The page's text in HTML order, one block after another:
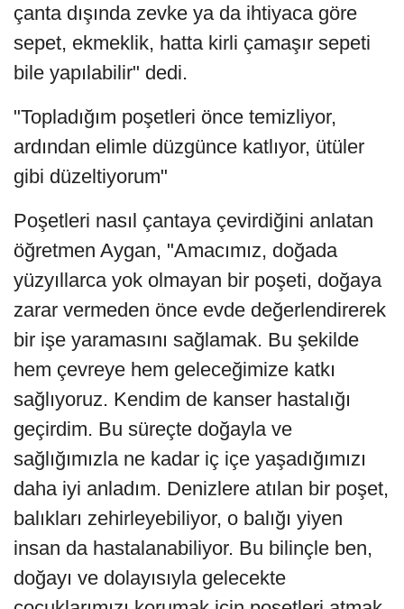
çanta dışında zevke ya da ihtiyaca göre
sepet, ekmeklik, hatta kirli çamaşır sepeti
bile yapılabilir" dedi.
"Topladığım poşetleri önce temizliyor,
ardından elimle düzgünce katlıyor, ütüler
gibi düzeltiyorum"
Poşetleri nasıl çantaya çevirdiğini anlatan
öğretmen Aygan, "Amacımız, doğada
yüzyıllarca yok olmayan bir poşeti, doğaya
zarar vermeden önce evde değerlendirerek
bir işe yaramasını sağlamak. Bu şekilde
hem çevreye hem geleceğimize katkı
sağlıyoruz. Kendim de kanser hastalığı
geçirdim. Bu süreçte doğayla ve
sağlığımızla ne kadar iç içe yaşadığımızı
daha iyi anladım. Denizlere atılan bir poşet,
balıkları zehirleyebiliyor, o balığı yiyen
insan da hastalanabiliyor. Bu bilinçle ben,
doğayı ve dolayısıyla gelecekte